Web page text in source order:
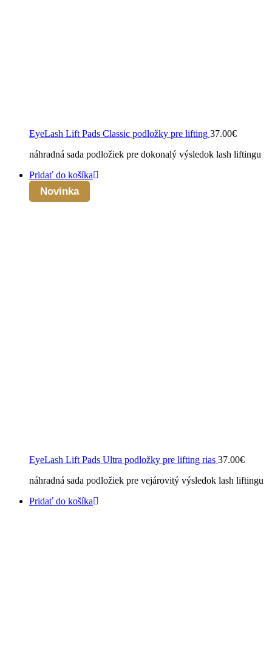
EyeLash Lift Pads Classic podložky pre lifting 37.00€
náhradná sada podložiek pre dokonalý výsledok lash liftingu
Pridať do košíka
Novinka
EyeLash Lift Pads Ultra podložky pre lifting rias 37.00€
náhradná sada podložiek pre vejárovitý výsledok lash liftingu
Pridať do košíka